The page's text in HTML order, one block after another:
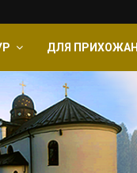
ДЛЯ ПРИХОЖАН